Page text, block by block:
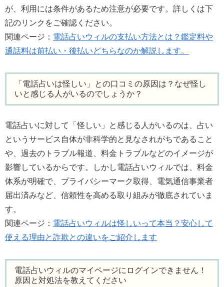
が、利用には条件があるため注意が必要です。詳しくは下
記のリンクをご確認ください。
関連ページ： 電話占いウィルの支払い方法とは？鑑定料や
通話料は前払い・後払いどちらなのか解説します。
「電話占いは怪しい」との口コミの原因は？なぜ怪し
いと感じる人がいるのでしょうか？
電話占いに対して「怪しい」と感じる人がいるのは、占い
というサービス自体が非科学的と見なされがちであること
や、過去のトラブル報道、料金トラブルなどのイメージが
影響しているからです。しかし電話占いウィルでは、料金
体系が明確で、プライバシーマーク取得、電気通信事業者
届出済みなど、信頼性を高める取り組みが徹底されていま
す。
関連ページ： 電話占いウィルは怪しいって本当？安心して
使える理由と詐欺との違いをご紹介します
電話占いウィルのマイページにログインできません！
原因と対処法を教えてください